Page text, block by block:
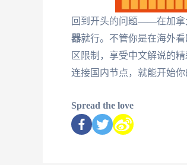
回到开头的问题——在加拿
器就行。不管你是在海外
区限制，享受中文解说的
连接国内节点，就能开始
Spread the love